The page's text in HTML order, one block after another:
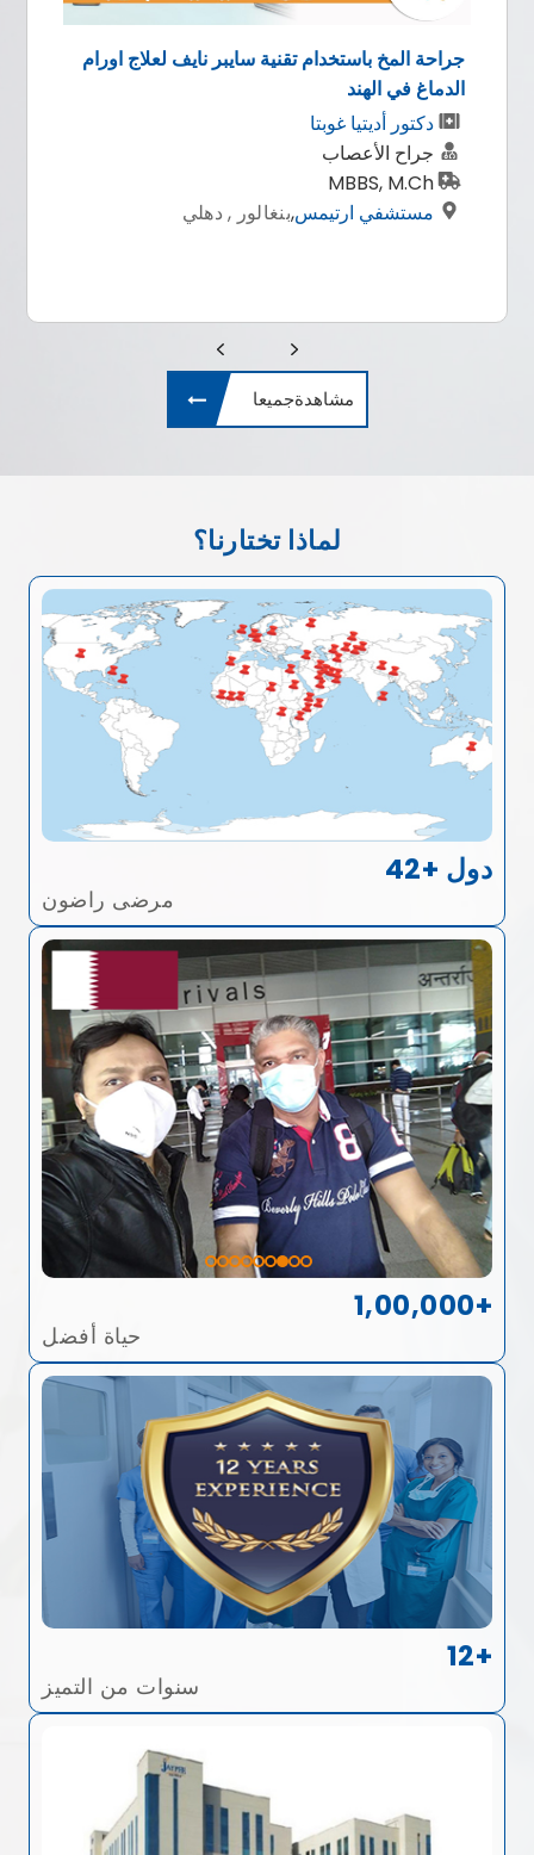
عملية زراعة الاسنان بتركيبها الكامل في 4 في الهند
الدكتور ريشي رانا
دكتور ريشي رنا
اخصائي زراعة الاسنان وتركيبات الاسنان
بكالوريوس طب الاسنان | ماجستير في طب
زراعة الأسنان
مشاهدةجميعا
لماذا تختارنا؟
42+ دول
مرضى راضون
1,00,000+
حياة أفضل
12+
سنوات من التميز